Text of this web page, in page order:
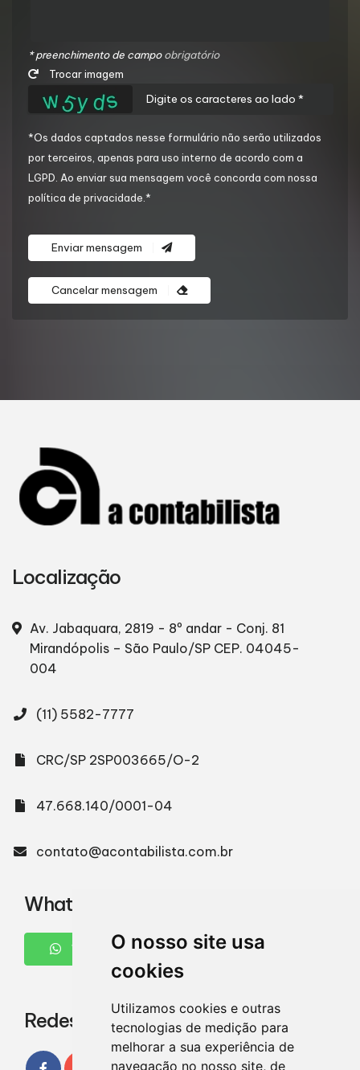
O nosso site usa
cookies
Utilizamos cookies e outras
tecnologias de medição para
melhorar a sua experiência de
navegação no nosso site, de
* preenchimento de campoobrigatório
Trocar imagem
*Os dados captados nesse formulário não serão utilizados
por terceiros, apenas para uso interno de acordo com a
LGPD . Ao enviar sua mensagem você concorda com nossa
política de privacidade.*
Enviar mensagem
Cancelar mensagem
Localização
Av. Jabaquara, 2819 - 8º andar - Conj. 81
Mirandópolis – São Paulo/SP CEP. 04045-
004
(11) 5582-7777
CRC/SP 2SP003665/O-2
47.668.140/0001-04
contato@acontabilista.com.br
WhatsApp
WHATSAPP
Redes Sociais